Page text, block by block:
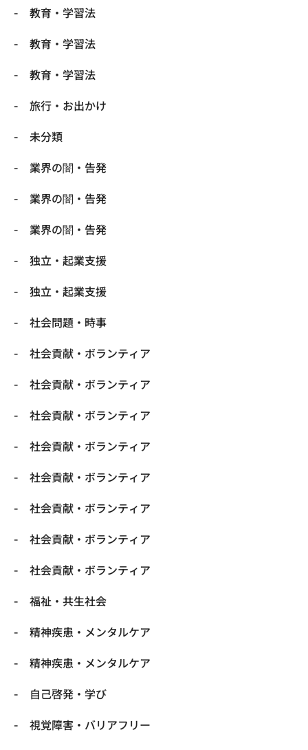
教育・学習法
教育・学習法
教育・学習法
旅行・お出かけ
未分類
業界の闇・告発
業界の闇・告発
業界の闇・告発
独立・起業支援
独立・起業支援
社会問題・時事
社会貢献・ボランティア
社会貢献・ボランティア
社会貢献・ボランティア
社会貢献・ボランティア
社会貢献・ボランティア
社会貢献・ボランティア
社会貢献・ボランティア
社会貢献・ボランティア
福祉・共生社会
精神疾患・メンタルケア
精神疾患・メンタルケア
自己啓発・学び
視覚障害・バリアフリー